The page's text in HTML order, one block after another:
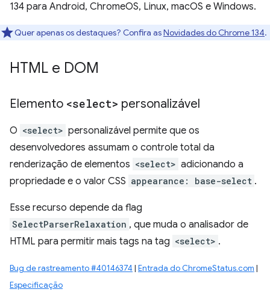
134 para Android, ChromeOS, Linux, macOS e Windows.
Quer apenas os destaques? Confira asNovidades do Chrome 134.
HTML e DOM
Elemento <select> personalizável
O <select> personalizável permite que os
desenvolvedores assumam o controle total da
renderização de elementos <select> adicionando a
propriedade e o valor CSS appearance: base-select .
Esse recurso depende da flag
SelectParserRelaxation , que muda o analisador de
HTML para permitir mais tags na tag <select> .
Bug de rastreamento #40146374 | Entrada do ChromeStatus.com |
Especificação